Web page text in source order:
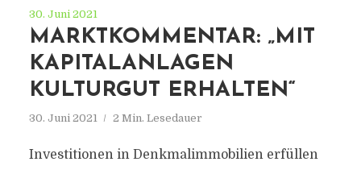
30. Juni 2021
MARKTKOMMENTAR: „MIT
KAPITALANLAGEN
KULTURGUT ERHALTEN“
30. Juni 2021 2 Min. Lesedauer
Investitionen in Denkmalimmobilien erfüllen